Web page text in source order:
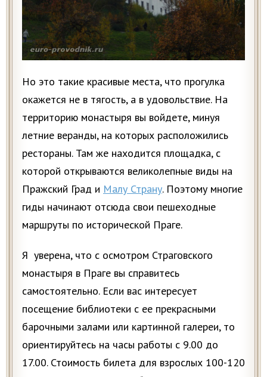
Но это такие красивые места, что прогулка
окажется не в тягость, а в удовольствие. На
территорию монастыря вы войдете, минуя
летние веранды, на которых расположились
рестораны. Там же находится площадка, с
которой открываются великолепные виды на
Пражский Град и Малу Страну. Поэтому многие
гиды начинают отсюда свои пешеходные
маршруты по исторической Праге.
Я уверена, что с осмотром Страговского
монастыря в Праге вы справитесь
самостоятельно. Если вас интересует
посещение библиотеки с ее прекрасными
барочными залами или картинной галереи, то
ориентируйтесь на часы работы с 9.00 до
17.00. Стоимость билета для взрослых 100-120